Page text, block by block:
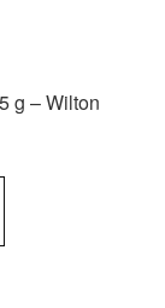
g – Wilton